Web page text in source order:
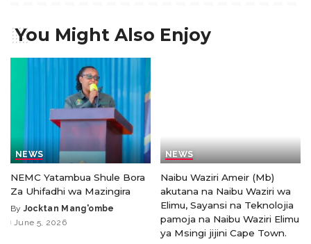
You Might Also Enjoy
NEWS
NEMC Yatambua Shule Bora
Za Uhifadhi wa Mazingira
By Jocktan Mang'ombe
June 5, 2026
NEWS
Naibu Waziri Ameir (Mb)
akutana na Naibu Waziri wa
Elimu, Sayansi na Teknolojia
pamoja na Naibu Waziri Elimu
ya Msingi jijini Cape Town.